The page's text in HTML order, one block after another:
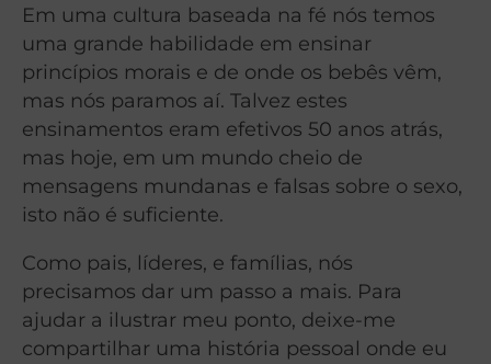
Em uma cultura baseada na fé nós temos
uma grande habilidade em ensinar
princípios morais e de onde os bebês vêm,
mas nós paramos aí. Talvez estes
ensinamentos eram efetivos 50 anos atrás,
mas hoje, em um mundo cheio de
mensagens mundanas e falsas sobre o sexo,
isto não é suficiente.
Como pais, líderes, e famílias, nós
precisamos dar um passo a mais. Para
ajudar a ilustrar meu ponto, deixe-me
compartilhar uma história pessoal onde eu